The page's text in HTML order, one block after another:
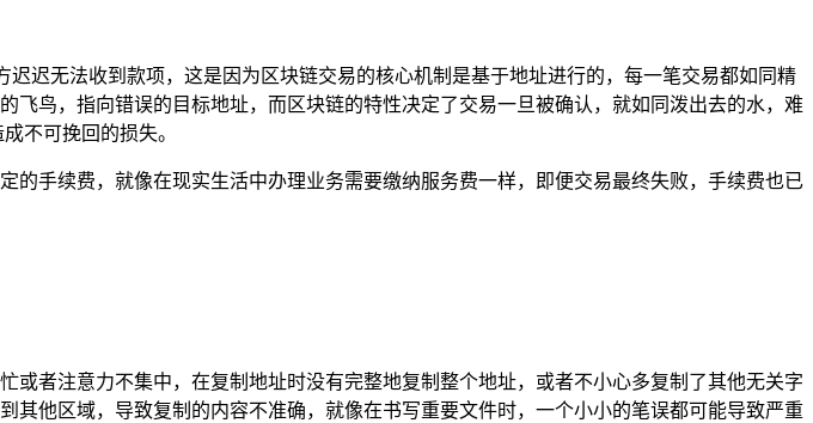
迟无法收到款项，这是因为区块链交易的核心机制是基于地址进行的，每一笔交易都如同精
鸟，指向错误的目标地址，而区块链的特性决定了交易一旦被确认，就如同泼出去的水，难
不可挽回的损失。
手续费，就像在现实生活中办理业务需要缴纳服务费一样，即便交易最终失败，手续费也已
者注意力不集中，在复制地址时没有完整地复制整个地址，或者不小心多复制了其他无关字
他区域，导致复制的内容不准确，就像在书写重要文件时，一个小小的笔误都可能导致严重